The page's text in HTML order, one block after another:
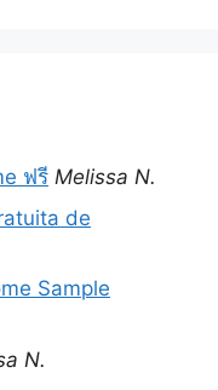
ฟรี Melissa N.
de
Sample
N.